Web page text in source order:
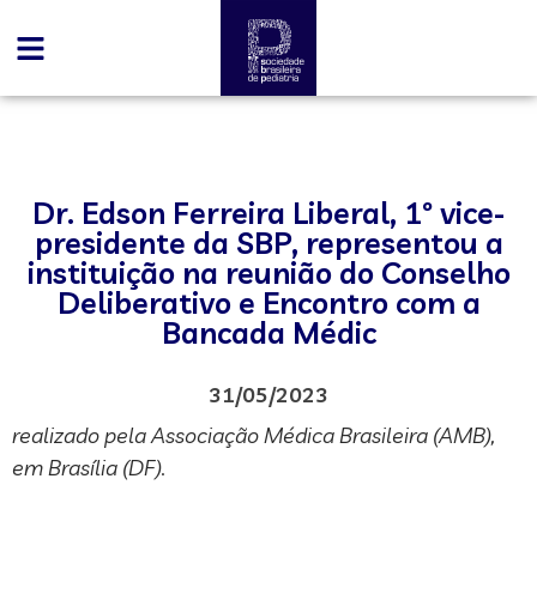
Dr. Edson Ferreira Liberal, 1º vice-
presidente da SBP, representou a
instituição na reunião do Conselho
Deliberativo e Encontro com a
Bancada Médic
31/05/2023
realizado pela Associação Médica Brasileira (AMB),
em Brasília (DF).